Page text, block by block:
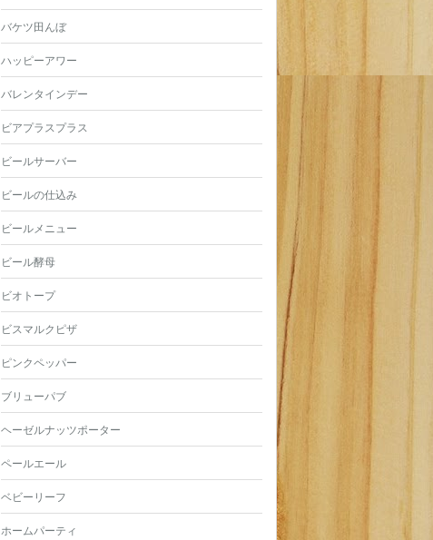
バケツ田んぼ
ハッピーアワー
バレンタインデー
ビアプラスプラス
ビールサーバー
ビールの仕込み
ビールメニュー
ビール酵母
ビオトープ
ビスマルクピザ
ピンクペッパー
ブリューパブ
ヘーゼルナッツポーター
ペールエール
ベビーリーフ
ホームパーティ